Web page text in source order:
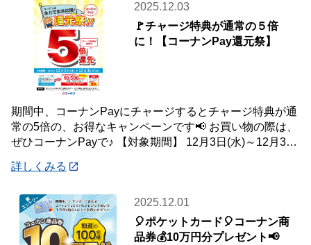
2025.12.03
🚩チャージ特典が通常の５倍
に！【コーナンPay還元祭】
期間中、コーナンPayにチャージするとチャージ特典が通
常の5倍の、お得なキャンペーンです📢 お買い物の際は、
ぜひコーナンPayで♪ 【対象期間】 12月3日(水)～12月31
詳しくみる
2025.12.01
🎈ポケットカード🎈コーナン商
品券💰10万円分プレゼント📢